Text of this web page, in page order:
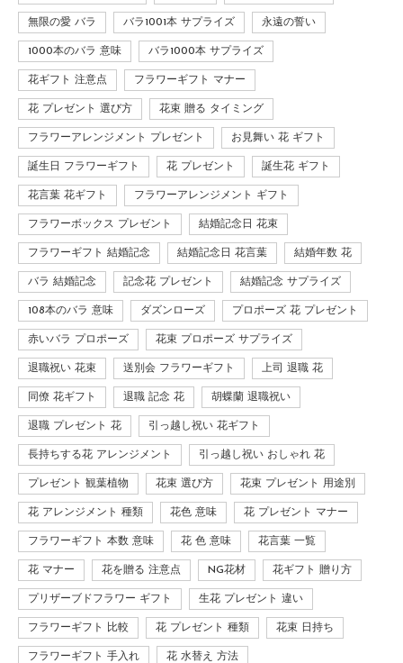
無限の愛 バラ バラ1001本 サプライズ 永遠の誓い
1000本のバラ 意味 バラ1000本 サプライズ
花ギフト 注意点 フラワーギフト マナー
花 プレゼント 選び方 花束 贈る タイミング
フラワーアレンジメント プレゼント お見舞い 花 ギフト
誕生日 フラワーギフト 花 プレゼント 誕生花 ギフト
花言葉 花ギフト フラワーアレンジメント ギフト
フラワーボックス プレゼント 結婚記念日 花束
フラワーギフト 結婚記念 結婚記念日 花言葉 結婚年数 花
バラ 結婚記念 記念花 プレゼント 結婚記念 サプライズ
108本のバラ 意味 ダズンローズ プロポーズ 花 プレゼント
赤いバラ プロポーズ 花束 プロポーズ サプライズ
退職祝い 花束 送別会 フラワーギフト 上司 退職 花
同僚 花ギフト 退職 記念 花 胡蝶蘭 退職祝い
退職 プレゼント 花 引っ越し祝い 花ギフト
長持ちする花 アレンジメント 引っ越し祝い おしゃれ 花
プレゼント 観葉植物 花束 選び方 花束 プレゼント 用途別
花 アレンジメント 種類 花色 意味 花 プレゼント マナー
フラワーギフト 本数 意味 花 色 意味 花言葉 一覧
花 マナー 花を贈る 注意点 NG花材 花ギフト 贈り方
プリザーブドフラワー ギフト 生花 プレゼント 違い
フラワーギフト 比較 花 プレゼント 種類 花束 日持ち
フラワーギフト 手入れ 花 水替え 方法